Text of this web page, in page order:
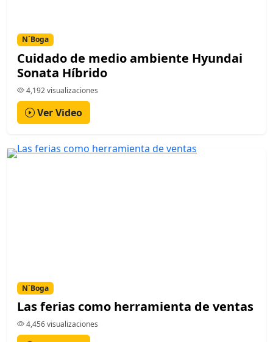
N´Boga
Cuidado de medio ambiente Hyundai
Sonata Híbrido
4,192 visualizaciones
Ver Video
N´Boga
Las ferias como herramienta de ventas
4,456 visualizaciones